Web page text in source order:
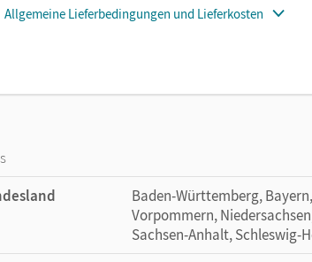
Allgemeine Lieferbedingungen und Lieferkosten
Baden-Württemberg,
Vorpommern,
Sachsen-Anhalt, Schleswig-